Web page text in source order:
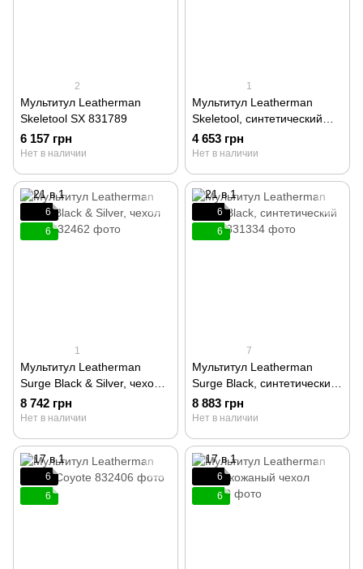
2
Мультитул Leatherman
Skeletool SX 831789
6 157 грн
Нет в наличии
1
Мультитул Leatherman
Skeletool, синтетический
чехол 830956
4 653 грн
Нет в наличии
6
6
1
Мультитул Leatherman
Surge Black & Silver, чехол
Molle 832462
8 742 грн
Нет в наличии
6
6
7
Мультитул Leatherman
Surge Black, синтетический
чехол 831334
8 883 грн
Нет в наличии
6
6
6
6